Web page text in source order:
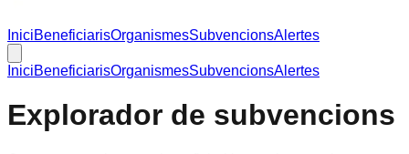
IniciBeneficiarisOrganismesSubvencionsAlertes
IniciBeneficiarisOrganismesSubvencionsAlertes
Explorador de subvencions